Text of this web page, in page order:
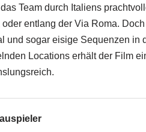
Team durch Italiens
entlang der Via Roma.
und sogar eisige Sequenzen in
Locations erhält der Film